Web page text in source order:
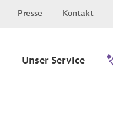
Presse Kontakt
Unser Service